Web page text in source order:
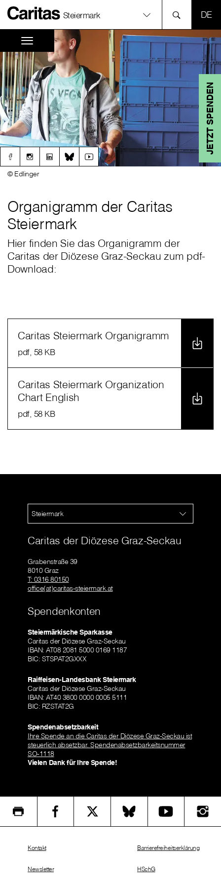
Steiermark
JETZT SPENDEN
Organigramm der Caritas
Steiermark
© Edlinger
Hier finden Sie das Organigramm der
Caritas der Diözese Graz-Seckau zum pdf-
Download:
Caritas Steiermark Organigramm
pdf, 58 KB
Caritas Steiermark Organization
Chart English
pdf, 58 KB
Steiermark
Caritas der Diözese Graz-Seckau
Grabenstraße 39
8010 Graz
T: 0316 80150
office(at)caritas-steiermark.at
Spendenkonten
Steiermärkische Sparkasse
Caritas der Diözese Graz-Seckau
IBAN: AT08 2081 5000 0169 1187
BIC: STSPAT2GXXX
Raiffeisen-Landesbank Steiermark
Caritas der Diözese Graz-Seckau
IBAN: AT40 3800 0000 0005 5111
BIC: RZSTAT2G
Spendenabsetzbarkeit
Ihre Spende an die Caritas der Diözese Graz-Seckau ist
steuerlich absetzbar. Spendenabsetzbarkeitsnummer
SO-1118
Vielen Dank für Ihre Spende!
Kontakt
Newsletter
Barrierefreiheitserklärung
HSchG